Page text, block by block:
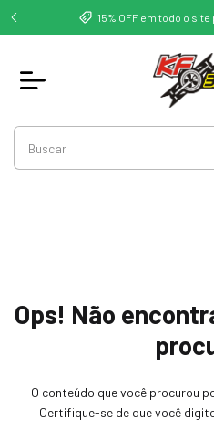
- 15% OFF em todo o site
Ops! Não
O conteúdo que você procurou
Certifique-se de que você